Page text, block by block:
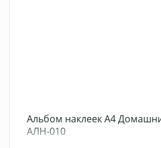
Альбом наклеек А4
АЛН-010